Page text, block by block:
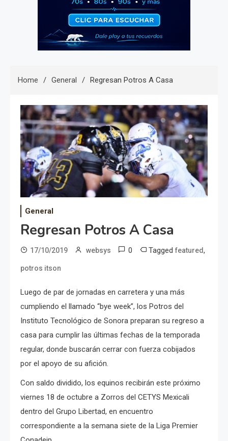
Home General Regresan Potros A Casa
General
Regresan Potros A Casa
17/10/2019 websys 0 Tagged featured,
potros itson
Luego de par de jornadas en carretera y una más
cumpliendo el llamado “bye week”, los Potros del
Instituto Tecnológico de Sonora preparan su regreso a
casa para cumplir las últimas fechas de la temporada
regular, donde buscarán cerrar con fuerza cobijados
por el apoyo de su afición.
Con saldo dividido, los equinos recibirán este próximo
viernes 18 de octubre a Zorros del CETYS Mexicali
dentro del Grupo Libertad, en encuentro
correspondiente a la semana siete de la Liga Premier